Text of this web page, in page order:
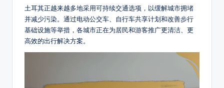
土耳其正越来越多地采用可持续交通选项，以缓解城市拥堵
并减少污染。通过电动公交车、自行车共享计划和改善步行
基础设施等举措，各城市正在为居民和游客推广更清洁、更
高效的出行解决方案。